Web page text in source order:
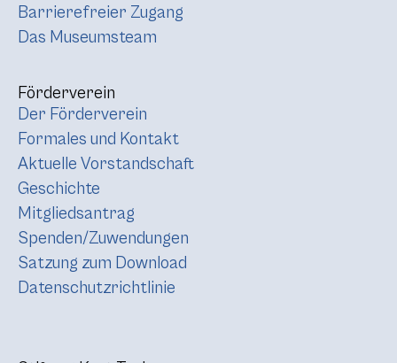
Barrierefreier Zugang
Das Museumsteam
Förderverein
Der Förderverein
Formales und Kontakt
Aktuelle Vorstandschaft
Geschichte
Mitgliedsantrag
Spenden/Zuwendungen
Satzung zum Download
Datenschutzrichtlinie